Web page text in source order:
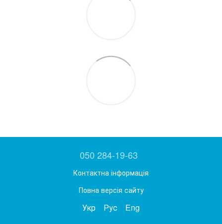
050 284-19-63
Контактна інформація
Повна версія сайту
Укр Рус Eng